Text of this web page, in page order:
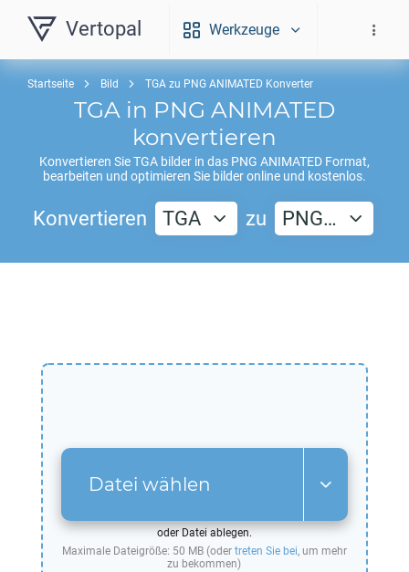
Vertopal Werkzeuge
Startseite Bild TGA zu PNG ANIMATED Konverter
TGA in PNG ANIMATED
konvertieren
Konvertieren SieTGA bilder in das PNG ANIMATED Format,
bearbeiten und optimieren Sie bilder online und kostenlos.
Konvertieren TGA zu PNG…
Datei wählen
oder Datei ablegen.
Maximale Dateigröße: 50 MB (oder treten Sie bei, um mehr
zu bekommen)